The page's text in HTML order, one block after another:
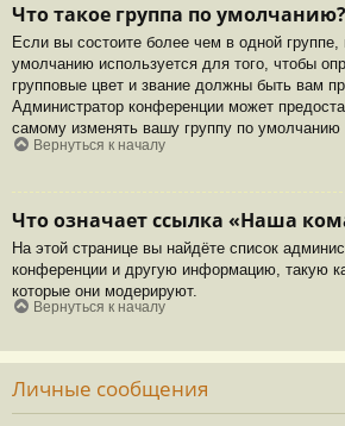
Что такое группа по умолчанию?
Если вы состоите более чем в одной группе,
умолчанию используется для того, чтобы
групповые цвет и звание должны быть вам
Администратор конференции может
самому изменять вашу группу по
Вернуться к началу
Что означает ссылка «Наша
На этой странице вы найдёте список
конференции и другую информацию, такую
которые они модерируют.
Вернуться к началу
Личные сообщения